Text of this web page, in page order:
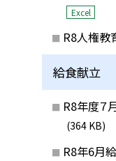
Excel
R8人権教
給食献立
R8年度７
(364 KB)
R8年6月